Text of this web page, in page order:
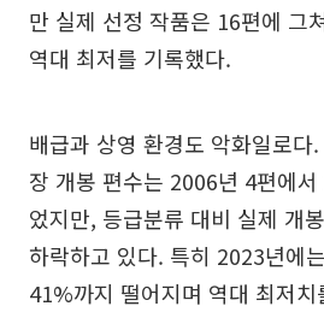
만 실제 선정 작품은 16편에 그
역대 최저를 기록했다.
배급과 상영 환경도 악화일로다
장 개봉 편수는 2006년 4편에
었지만, 등급분류 대비 실제 개
하락하고 있다. 특히 2023년에
41%까지 떨어지며 역대 최저